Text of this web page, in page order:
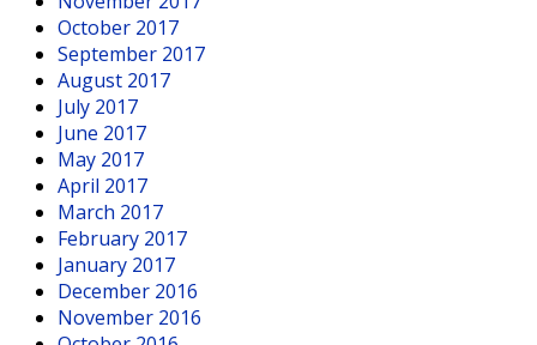
October 2017
September 2017
August 2017
July 2017
June 2017
May 2017
April 2017
March 2017
February 2017
January 2017
December 2016
November 2016